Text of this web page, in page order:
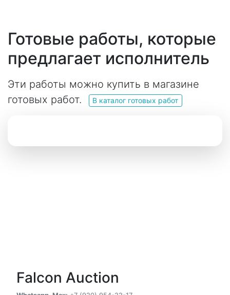
Готовые работы, которые
предлагает исполнитель
Эти работы можно купить в магазине
готовых работ.
В каталог готовых работ
Falcon Auction